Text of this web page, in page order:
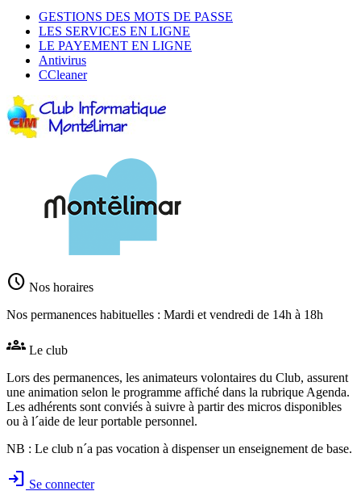
GESTIONS DES MOTS DE PASSE
LES SERVICES EN LIGNE
LE PAYEMENT EN LIGNE
Antivirus
CCleaner
schedule Nos horaires
Nos permanences habituelles : Mardi et vendredi de 14h à 18h
groups Le club
Lors des permanences, les animateurs volontaires du Club, assurent
une animation selon le programme affiché dans la rubrique Agenda.
Les adhérents sont conviés à suivre à partir des micros disponibles
ou à l´aide de leur portable personnel.
NB : Le club n´a pas vocation à dispenser un enseignement de base.
login Se connecter